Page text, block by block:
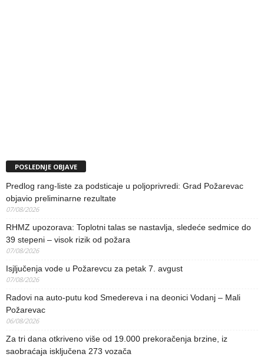
POSLEDNJE OBJAVE
Predlog rang-liste za podsticaje u poljoprivredi: Grad Požarevac
objavio preliminarne rezultate
07/08/2026
RHMZ upozorava: Toplotni talas se nastavlja, sledeće sedmice do
39 stepeni – visok rizik od požara
07/08/2026
Isjljučenja vode u Požarevcu za petak 7. avgust
07/08/2026
Radovi na auto-putu kod Smedereva i na deonici Vodanj – Mali
Požarevac
06/08/2026
Za tri dana otkriveno više od 19.000 prekoračenja brzine, iz
saobraćaja isključena 273 vozača